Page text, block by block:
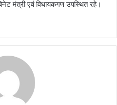
मंत्री एवं विधायकगण उपस्थित रहे।